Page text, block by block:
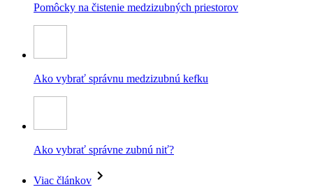
Pomôcky na čistenie medzizubných priestorov
Ako vybrať správnu medzizubnú kefku
Ako vybrať správne zubnú niť?
Viac článkov